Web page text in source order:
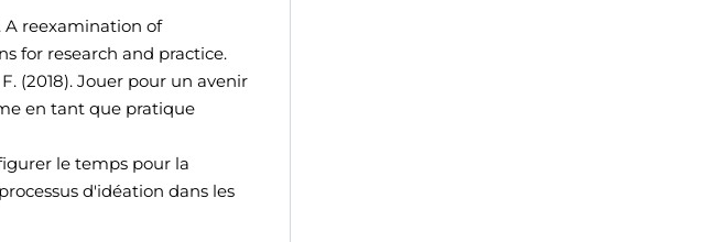
A reexamination of
for research and practice.
(2018). Jouer pour un avenir
en tant que pratique
le temps pour la
d'idéation dans les